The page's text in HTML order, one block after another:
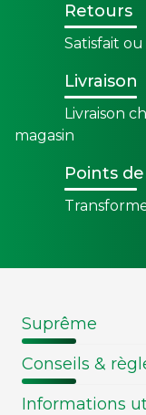
Retours
Satisfait
Livraison
Livraison
magasin
Points
Suprême
Conseils &
Informations